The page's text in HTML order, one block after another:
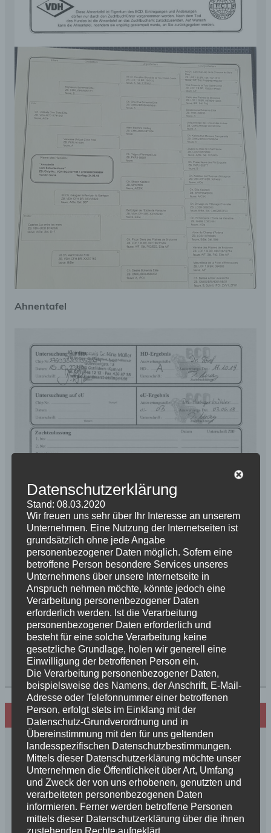
Ahnentafel
Hundezucht mit Herz
Datenschutzerklärung
Stand: 08.03.2020
Wir freuen uns sehr über Ihr Interesse an unserem
Unternehmen. Eine Nutzung der Internetseiten ist
grundsätzlich ohne jede Angabe
personenbezogener Daten möglich. Sofern eine
betroffene Person besondere Services unseres
Unternehmens über unsere Internetseite in
Anspruch nehmen möchte, könnte jedoch eine
Verarbeitung personenbezogener Daten
erforderlich werden. Ist die Verarbeitung
personenbezogener Daten erforderlich und
besteht für eine solche Verarbeitung keine
gesetzliche Grundlage, holen wir generell eine
Einwilligung der betroffenen Person ein.
Die Verarbeitung personenbezogener Daten,
beispielsweise des Namens, der Anschrift, E-Mail-
Adresse oder Telefonnummer einer betroffenen
Person, erfolgt stets im Einklang mit der
Datenschutz-Grundverordnung und in
Übereinstimmung mit den für uns geltenden
landesspezifischen Datenschutzbestimmungen.
Mittels dieser Datenschutzerklärung möchte unser
Unternehmen die Öffentlichkeit über Art, Umfang
und Zweck der von uns erhobenen, genutzten und
verarbeiteten personenbezogenen Daten
informieren. Ferner werden betroffene Personen
mittels dieser Datenschutzerklärung über die ihnen
zustehenden Rechte aufgeklärt.